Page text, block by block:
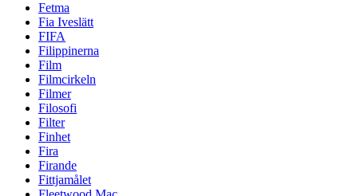
Fetma
Fia Iveslätt
FIFA
Filippinerna
Film
Filmcirkeln
Filmer
Filosofi
Filter
Finhet
Fira
Firande
Fittjamålet